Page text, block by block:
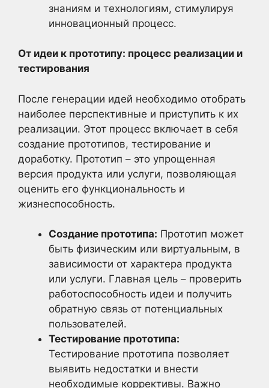
знаниям и технологиям, стимулируя
инновационный процесс.
От идеи к прототипу: процесс реализации и
тестирования
После генерации идей необходимо отобрать
наиболее перспективные и приступить к их
реализации. Этот процесс включает в себя
создание прототипов, тестирование и
доработку. Прототип – это упрощенная
версия продукта или услуги, позволяющая
оценить его функциональность и
жизнеспособность.
Создание прототипа: Прототип может
быть физическим или виртуальным, в
зависимости от характера продукта
или услуги. Главная цель – проверить
работоспособность идеи и получить
обратную связь от потенциальных
пользователей.
Тестирование прототипа:
Тестирование прототипа позволяет
выявить недостатки и внести
необходимые коррективы. Важно